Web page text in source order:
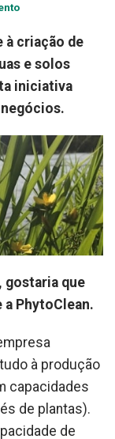
à criação de
e solos
iniciativa
gostaria que
PhytoClean.
à produção
capacidades
de plantas).
de